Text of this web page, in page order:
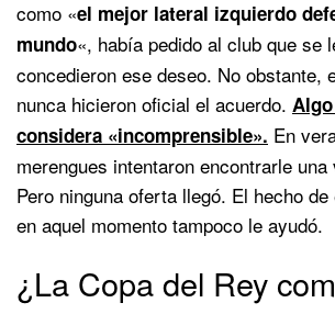
como «el mejor lateral izquierdo
mundo«, había pedido al club que se
concedieron ese deseo. No obstante,
nunca hicieron oficial el acuerdo.
considera «incomprensible». En
merengues intentaron encontrarle
Pero ninguna oferta llegó. El hecho
en aquel momento tampoco le ayudó.
¿La Copa del Rey